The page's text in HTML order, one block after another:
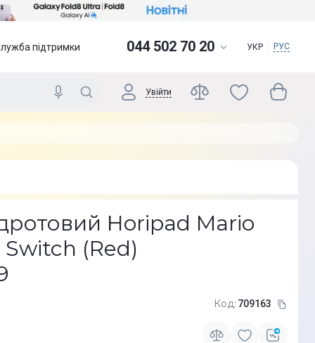
підтримки 044 502 70 20 УКР РУС
Увійти
Horipad Mario
(Red)
Код: 709163